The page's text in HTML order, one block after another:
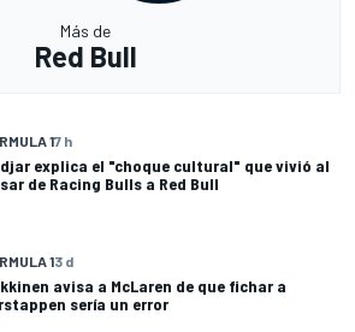
Más de
Red Bull
17 h
explica el "choque cultural" que vivió al
de Racing Bulls a Red Bull
13 d
avisa a McLaren de que fichar a
sería un error